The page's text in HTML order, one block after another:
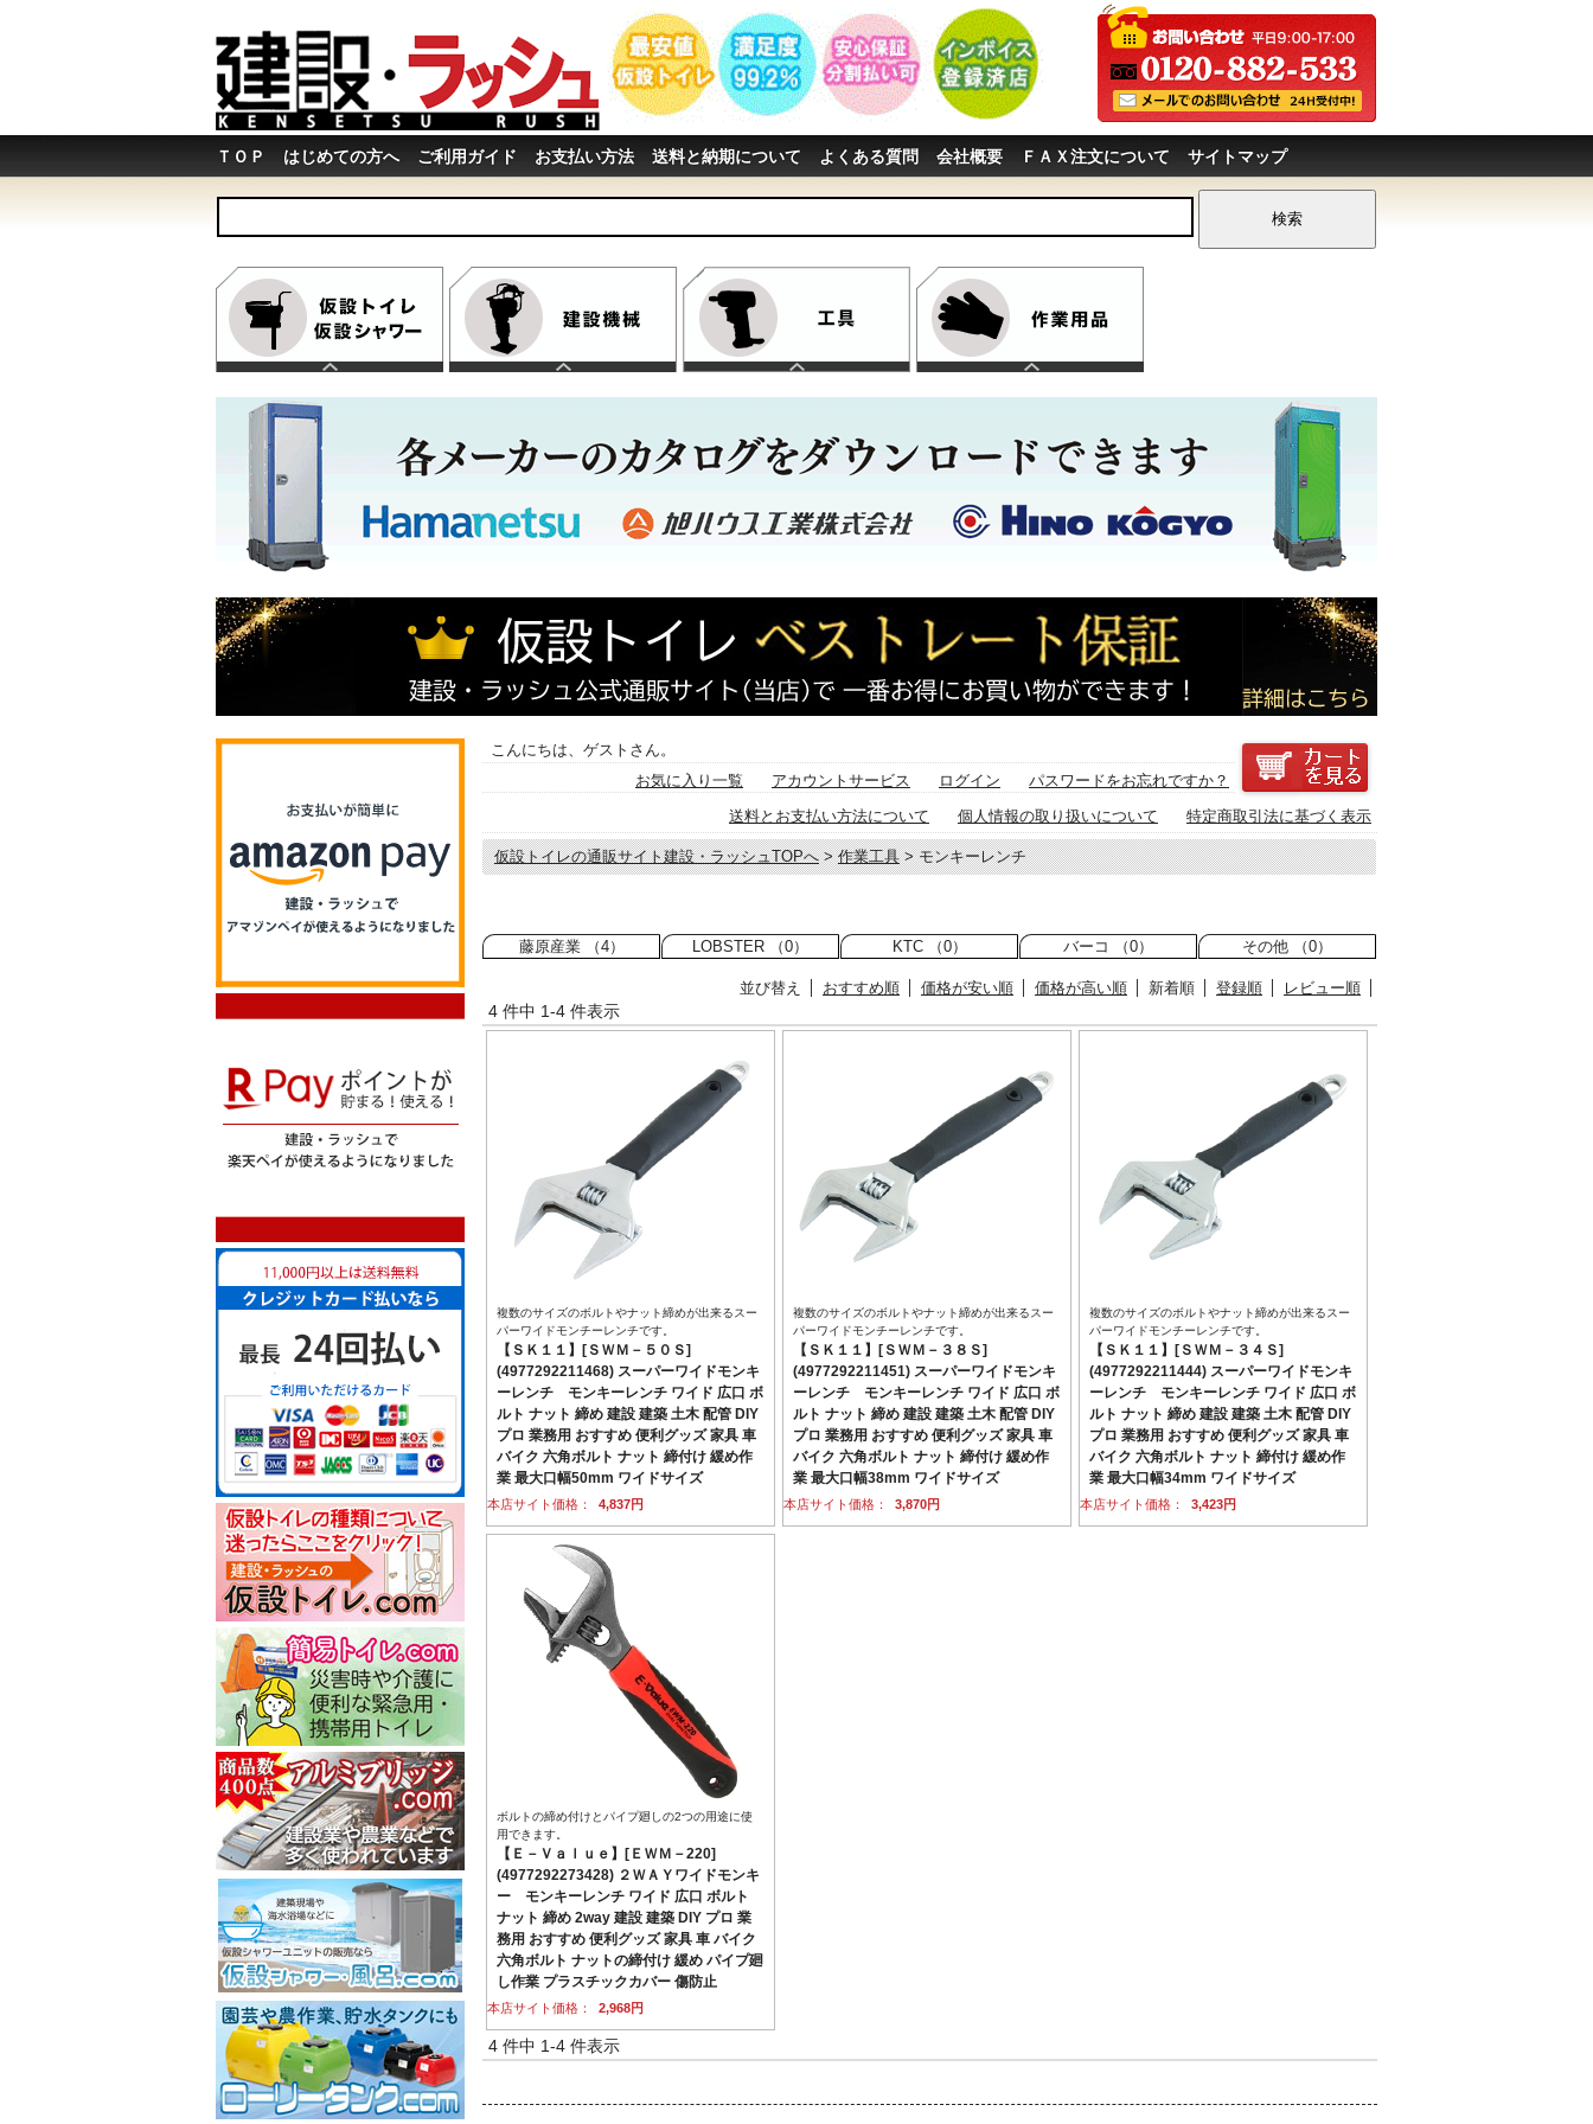
ＴＯＰ はじめての方へ ご利用ガイド お支払い方法 送料と納期について よくある質問 会社概要 ＦＡＸ注文について サイトマップ
こんにちは、ゲストさん。
お気に入り一覧
アカウントサービス ログイン
パスワードをお忘れですか？
送料とお支払い方法について
個人情報の取り扱いについて 特定商取引法に基づく表示
仮設トイレの通販サイト建設・ラッシュTOPへ>作業工具> モンキーレンチ
藤原産業 （4）
LOBSTER （0） KTC （0） バーコ （0） その他 （0）
並び替え おすすめ順 価格が安い順 価格が高い順 新着順 登録順 レビュー順
4 件中 1-4 件表示
複数のサイズのボルトやナット締めが出来るスー
パーワイドモンチーレンチです。
【ＳＫ１１】[ＳＷＭ－５０Ｓ]
(4977292211468) スーパーワイドモンキ
ーレンチ モンキーレンチ ワイド 広口 ボ
ルト ナット 締め 建設 建築 土木 配管 DIY
プロ 業務用 おすすめ 便利グッズ 家具 車
バイク 六角ボルト ナット 締付け 緩め作
業 最大口幅50mm ワイドサイズ
本店サイト価格： 4,837円
複数のサイズのボルトやナット締めが出来るスー
パーワイドモンチーレンチです。
【ＳＫ１１】[ＳＷＭ－３８Ｓ]
(4977292211451) スーパーワイドモンキ
ーレンチ モンキーレンチ ワイド 広口 ボ
ルト ナット 締め 建設 建築 土木 配管 DIY
プロ 業務用 おすすめ 便利グッズ 家具 車
バイク 六角ボルト ナット 締付け 緩め作
業 最大口幅38mm ワイドサイズ
本店サイト価格： 3,870円
複数のサイズのボルトやナット締めが出来るスー
パーワイドモンチーレンチです。
【ＳＫ１１】[ＳＷＭ－３４Ｓ]
(4977292211444) スーパーワイドモンキ
ーレンチ モンキーレンチ ワイド 広口 ボ
ルト ナット 締め 建設 建築 土木 配管 DIY
プロ 業務用 おすすめ 便利グッズ 家具 車
バイク 六角ボルト ナット 締付け 緩め作
業 最大口幅34mm ワイドサイズ
本店サイト価格： 3,423円
ボルトの締め付けとパイプ廻しの2つの用途に使
用できます。
【Ｅ－Ｖａｌｕｅ】[ＥＷＭ－220]
(4977292273428) ２ＷＡＹワイドモンキ
ー モンキーレンチ ワイド 広口 ボルト
ナット 締め 2way 建設 建築 DIY プロ 業
務用 おすすめ 便利グッズ 家具 車 バイク
六角ボルト ナットの締付け 緩め パイプ廻
し作業 プラスチックカバー 傷防止
本店サイト価格： 2,968円
4 件中 1-4 件表示